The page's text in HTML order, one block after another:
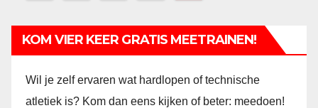
KOM VIER KEER GRATIS MEETRAINEN!
Wil je zelf ervaren wat hardlopen of technische
atletiek is? Kom dan eens kijken of beter: meedoen!